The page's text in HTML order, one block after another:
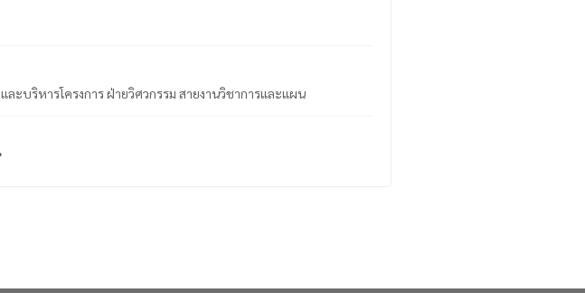
บริหารโครงการ ฝ่ายวิศวกรรม สายงานวิชาการและแผน